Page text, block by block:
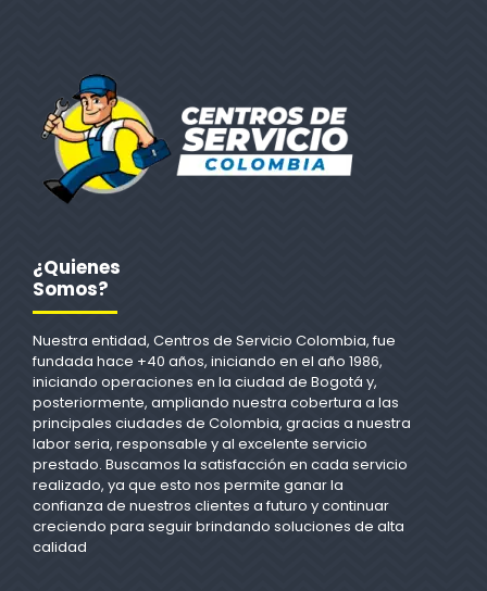
¿Quienes
Somos?
Nuestra entidad, Centros de Servicio Colombia, fue
fundada hace +40 años, iniciando en el año 1986,
iniciando operaciones en la ciudad de Bogotá y,
posteriormente, ampliando nuestra cobertura a las
principales ciudades de Colombia, gracias a nuestra
labor seria, responsable y al excelente servicio
prestado. Buscamos la satisfacción en cada servicio
realizado, ya que esto nos permite ganar la
confianza de nuestros clientes a futuro y continuar
creciendo para seguir brindando soluciones de alta
calidad